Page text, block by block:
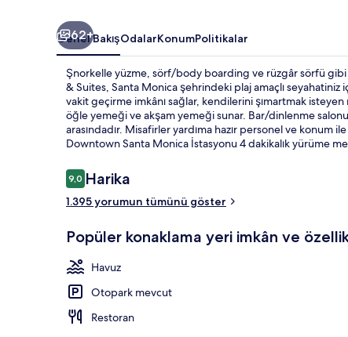
62+
Genel BakışOdalarKonumPolitikalar
Şnorkelle yüzme, sörf/body boarding ve rüzgâr sörfü gibi
& Suites, Santa Monica şehrindeki plaj amaçlı
vakit geçirme imkânı sağlar, kendilerini şımartmak
öğle yemeği ve akşam yemeği sunar. Bar/dinlenme
arasındadır. Misafirler yardıma hazır personel ve konum
Downtown Santa Monica İstasyonu 4 dakikalık yürüme
Yorumlar
9,09,0/10
Harika
1.395 yorumun tümünü göster
Popüler konaklama yeri imkân ve
Havuz
Otopark mevcut
Restoran